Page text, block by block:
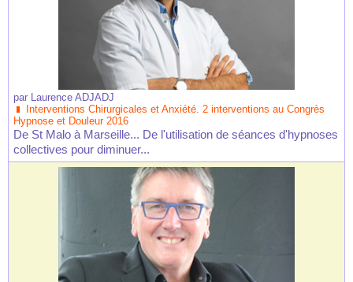
par Laurence ADJADJ
Interventions Chirurgicales et Anxiété. 2 interventions au Congrès
Hypnose et Douleur 2016
De St Malo à Marseille... De l'utilisation de séances d'hypnoses
collectives pour diminuer...